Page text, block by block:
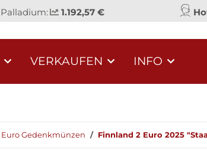
Palladium: 1.192,57 €
VERKAUFEN INFO
Euro Gedenkmünzen Finnland 2 Euro 2025